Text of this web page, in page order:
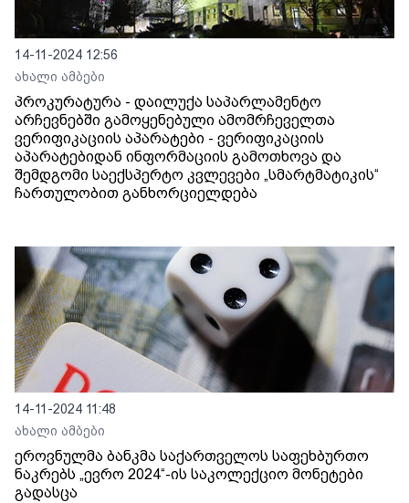
14-11-2024 12:56
ახალი ამბები
პროკურატურა - დაილუქა საპარლამენტო
არჩევნებში გამოყენებული ამომრჩეველთა
ვერიფიკაციის აპარატები - ვერიფიკაციის
აპარატებიდან ინფორმაციის გამოთხოვა და
შემდგომი საექსპერტო კვლევები „სმარტმატიკის“
ჩართულობით განხორციელდება
14-11-2024 11:48
ახალი ამბები
ეროვნულმა ბანკმა საქართველოს საფეხბურთო
ნაკრებს „ევრო 2024“-ის საკოლექციო მონეტები
გადასცა